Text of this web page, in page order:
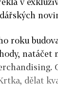
roku
natáčet
dělat